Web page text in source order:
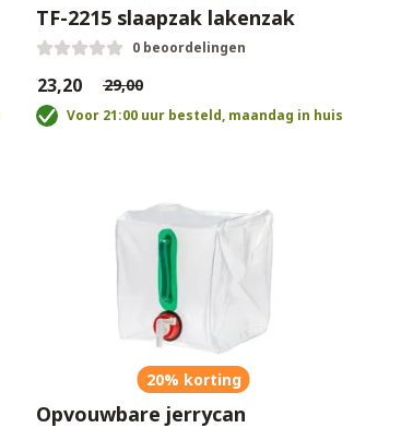
TF-2215 slaapzak lakenzak
0 beoordelingen
€23,20 €29,00
Voor 21:00 uur besteld, maandag in huis
20% korting
Opvouwbare jerrycan